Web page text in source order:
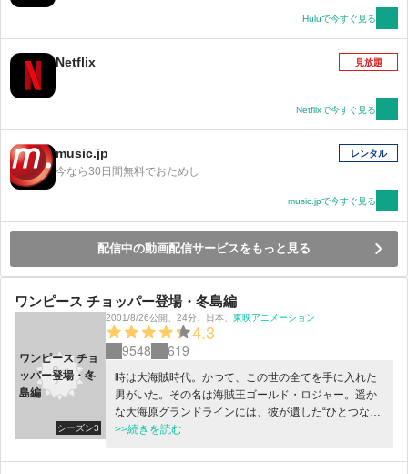
Huluで今すぐ見る
Netflix 見放題
Netflixで今すぐ見る
music.jp
今なら30日間無料でおためし
レンタル
music.jpで今すぐ見る
配信中の動画配信サービスをもっと見る
ワンピース チョッパー登場・冬島編
シーズン3
ワンピース チョ
ッパー登場・冬
島編
2001/8/26公開 24分 日本 東映アニメーション
4.3
9548 619
時は大海賊時代。かつて、この世の全てを手に入れた
男がいた。その名は海賊王ゴールド・ロジャー。遥か
な大海原グランドラインには、彼が遺した“ひとつなぎ
の大秘宝（ワンピース）”が隠されているとい
と漕ぎ出してゆく。そして、ここにもグランドライン
>>続きを読む